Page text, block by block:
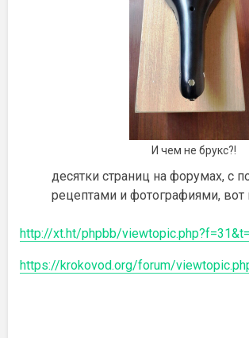
И чем не брукс?!
десятки страниц на форумах, с
рецептами и фотографиями,
http://xt.ht/phpbb/
https://krokovod.org/forum/